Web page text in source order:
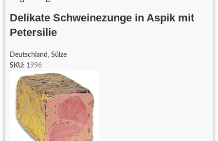
Delikate Schweinezunge in Aspik mit
Petersilie
Deutschland , Sülze
SKU: 1996